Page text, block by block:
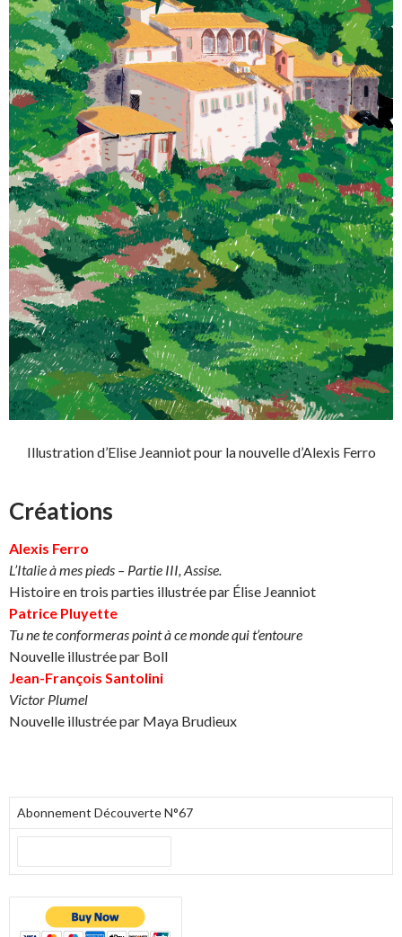
Illustration d’Elise Jeanniot pour la nouvelle d’Alexis Ferro
Créations
Alexis Ferro
L’Italie à mes pieds – Partie III, Assise.
Histoire en trois parties illustrée par Élise Jeanniot
Patrice Pluyette
Tu ne te conformeras point à ce monde qui t’entoure
Nouvelle illustrée par Boll
Jean-François Santolini
Victor Plumel
Nouvelle illustrée par Maya Brudieux
Abonnement Découverte N°67